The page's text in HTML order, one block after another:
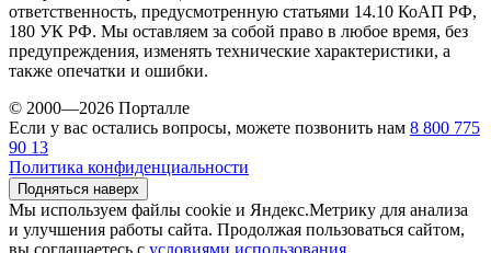
ответственность, предусмотренную статьями 14.10 КоАП РФ,
180 УК РФ. Мы оставляем за собой право в любое время, без
предупреждения, изменять технические характеристики, а
также опечатки и ошибки.
© 2000—2026 Порталле
Если у вас остались вопросы, можете позвонить нам 8 800 775
90 13
Политика конфиденциальности
Подняться наверх
Мы используем файлы cookie и Яндекс.Метрику для анализа
и улучшения работы сайта. Продолжая пользоваться сайтом,
вы соглашаетесь с условиями использования